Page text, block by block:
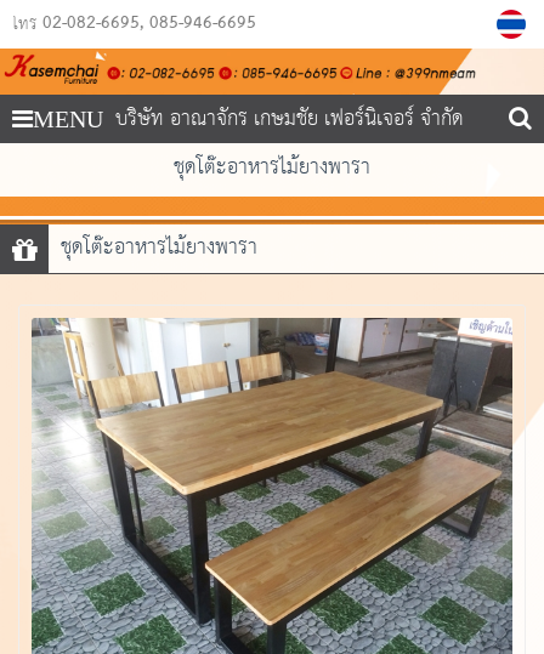
โทร 02-082-6695 085-946-6695
MENU บริษัท อาณาจักร เกษมชัย เฟอร์นิเจอร์ จำกัด
ชุดโต๊ะอาหารไม้ยางพารา
ชุดโต๊ะอาหารไม้ยางพารา